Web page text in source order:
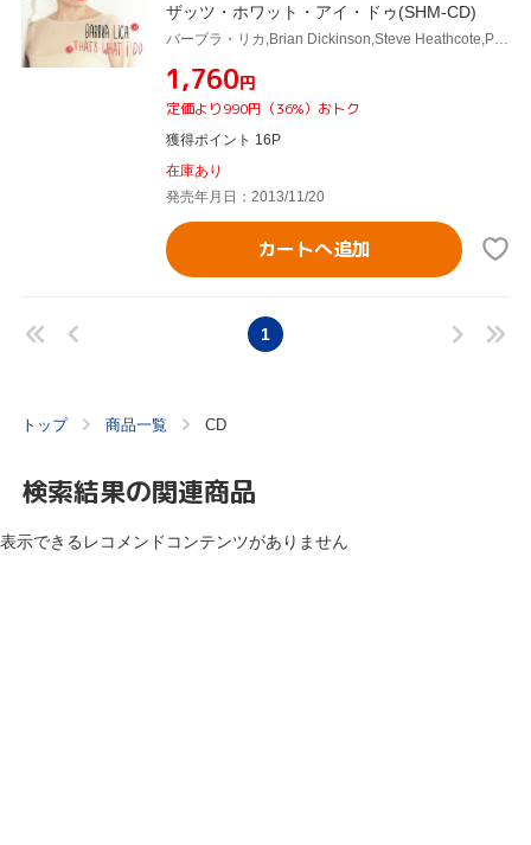
ザッツ・ホワット・アイ・ドゥ(SHM-CD)
バーブラ・リカ,Brian Dickinson,Steve Heathcote,Paul Novotny,レグ・シュワッガー,Colin Story,Rob Pilch,Joe Sealy
¥1,760円
定価より990円（36%）おトク
獲得ポイント 16P
在庫あり
発売年月日：2013/11/20
カートへ追加
1
トップ 商品一覧 CD
検索結果の関連商品
表示できるレコメンドコンテンツがありません